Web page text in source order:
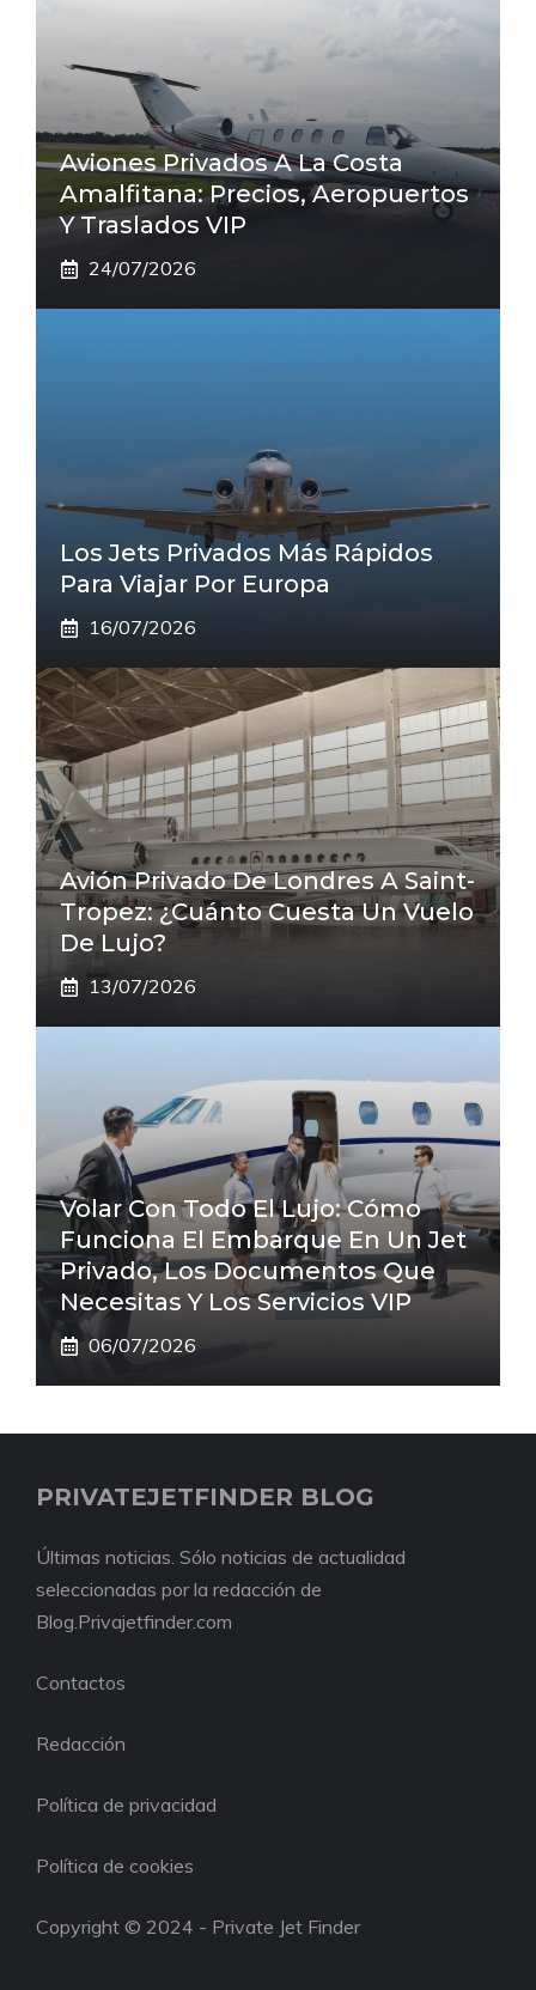
Aviones Privados A La Costa
Amalfitana: Precios, Aeropuertos
Y Traslados VIP
24/07/2026
Los Jets Privados Más Rápidos
Para Viajar Por Europa
16/07/2026
Avión Privado De Londres A Saint-
Tropez: ¿cuánto Cuesta Un Vuelo
De Lujo?
13/07/2026
Volar Con Todo El Lujo: Cómo
Funciona El Embarque En Un Jet
Privado, Los Documentos Que
Necesitas Y Los Servicios VIP
06/07/2026
PRIVATEJETFINDER BLOG
Últimas noticias. Sólo noticias de actualidad
seleccionadas por la redacción de
Blog.Privajetfinder.com
Contactos
Redacción
Política de privacidad
Política de cookies
Copyright © 2024 - Private Jet Finder